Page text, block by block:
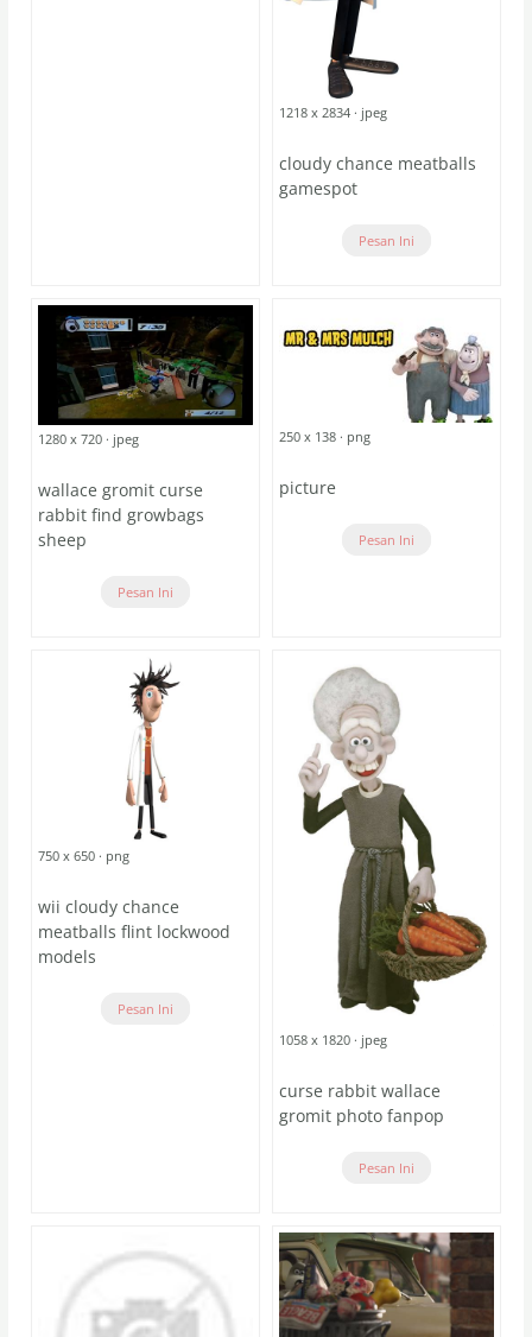
1218 x 2834 · jpeg
cloudy chance meatballs
gamespot
Pesan Ini
1280 x 720 · jpeg
wallace gromit curse
rabbit find growbags
sheep
Pesan Ini
250 x 138 · png
picture
Pesan Ini
750 x 650 · png
wii cloudy chance
meatballs flint lockwood
models
Pesan Ini
1058 x 1820 · jpeg
curse rabbit wallace
gromit photo fanpop
Pesan Ini